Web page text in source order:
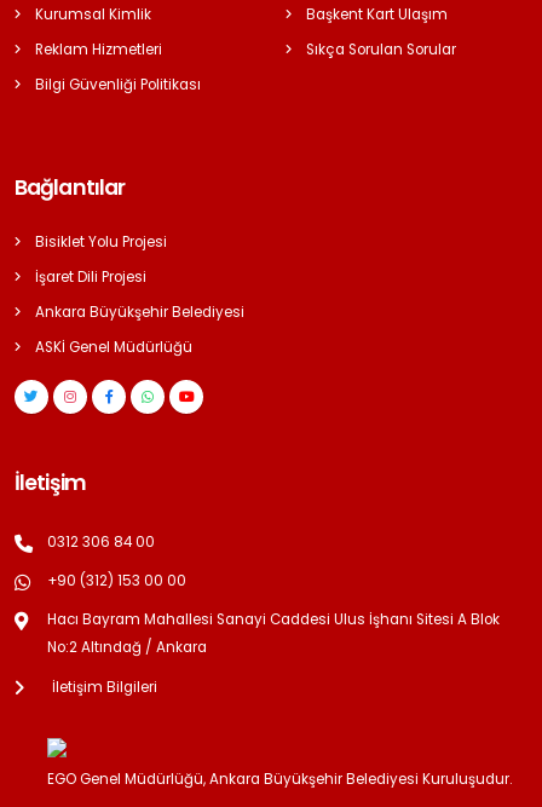
Kurumsal Kimlik
Reklam Hizmetleri
Bilgi Güvenliği Politikası
Başkent Kart Ulaşım
Sıkça Sorulan Sorular
Bağlantılar
Bisiklet Yolu Projesi
İşaret Dili Projesi
Ankara Büyükşehir Belediyesi
ASKİ Genel Müdürlüğü
İletişim
0312 306 84 00
+90 (312) 153 00 00
Hacı Bayram Mahallesi Sanayi Caddesi Ulus İşhanı Sitesi A Blok
No:2 Altındağ / Ankara
İletişim Bilgileri
EGO Genel Müdürlüğü, Ankara Büyükşehir Belediyesi Kuruluşudur.